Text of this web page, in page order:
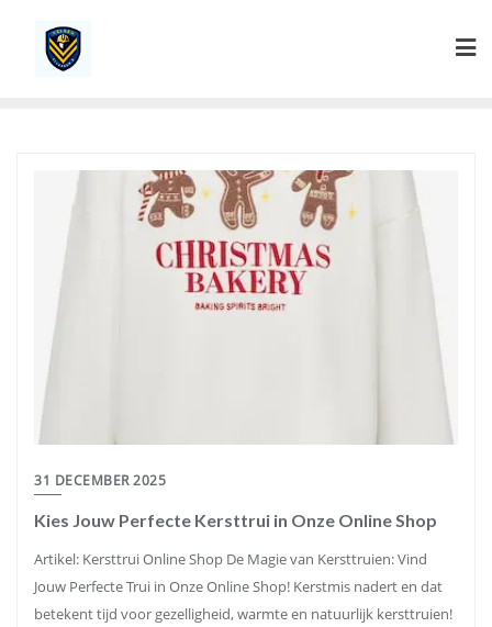
31 DECEMBER 2025
Kies Jouw Perfecte Kersttrui in Onze Online Shop
Artikel: Kersttrui Online Shop De Magie van Kersttruien: Vind
Jouw Perfecte Trui in Onze Online Shop! Kerstmis nadert en dat
betekent tijd voor gezelligheid, warmte en natuurlijk kersttruien!